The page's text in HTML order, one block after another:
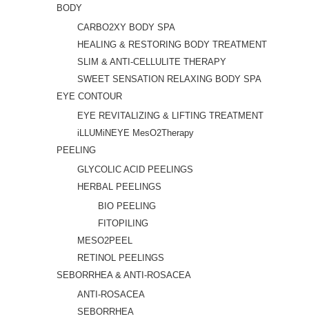
BODY
CARBO2XY BODY SPA
HEALING & RESTORING BODY TREATMENT
SLIM & ANTI-CELLULITE THERAPY
SWEET SENSATION RELAXING BODY SPA
EYE CONTOUR
EYE REVITALIZING & LIFTING TREATMENT
iLLUMiNEYE MesO2Therapy
PEELING
GLYCOLIC ACID PEELINGS
HERBAL PEELINGS
BIO PEELING
FITOPILING
MESO2PEEL
RETINOL PEELINGS
SEBORRHEA & ANTI-ROSACEA
ANTI-ROSACEA
SEBORRHEA